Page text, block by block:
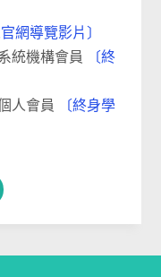
網導覽影片〕
統機構會員
〔終
人會員
〔終身學